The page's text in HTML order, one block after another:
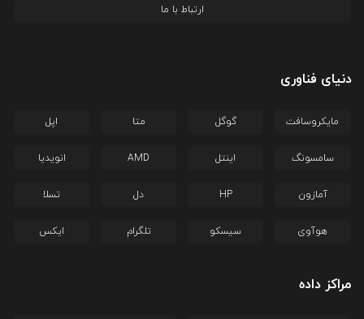
ارتباط با ما
دنیای فناوری
مایکروسافت گوگل متا اپل
سامسونگ اینتل AMD انویدیا
آمازون HP دل تسلا
هوآوی سیسکو تلگرام ایکس
مراکز داده